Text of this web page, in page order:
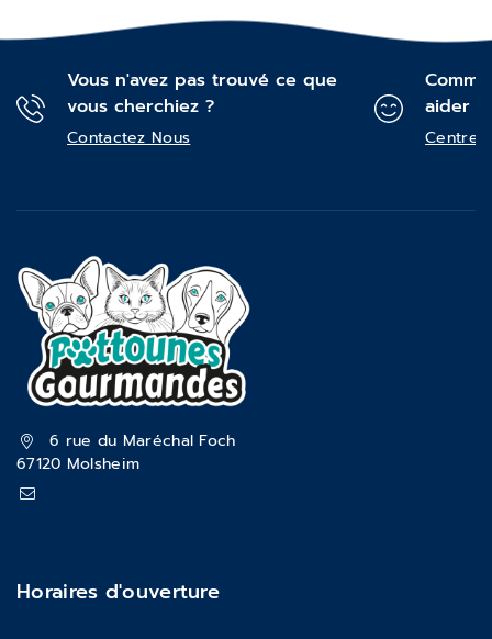
Vous n'avez pas trouvé ce que
vous cherchiez ?
Contactez Nous
aider ?
Centre
6 rue du Maréchal Foch
67120 Molsheim
Horaires d'ouverture